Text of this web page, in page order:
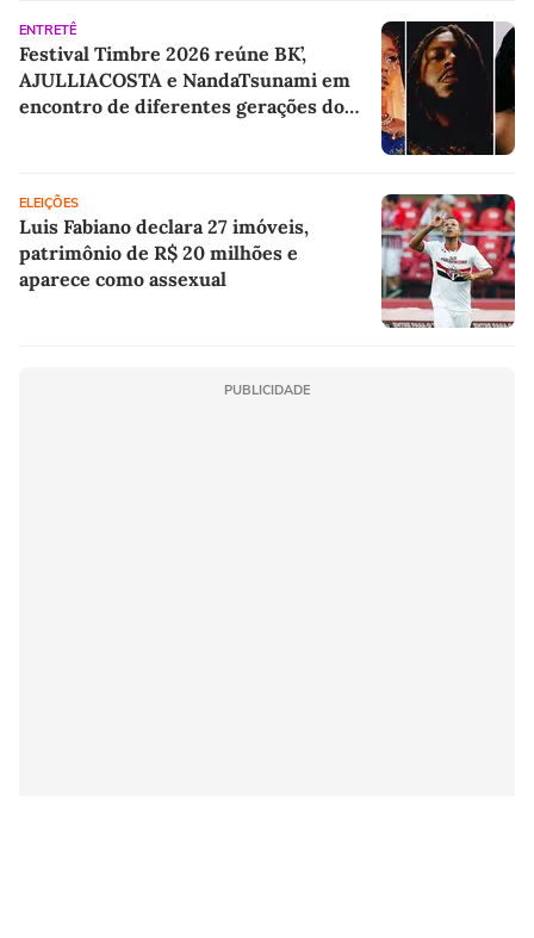
ENTRETÊ
Festival Timbre 2026 reúne BK’,
AJULLIACOSTA e NandaTsunami em
encontro de diferentes gerações do
ELEIÇÕES
Luis Fabiano declara 27 imóveis,
patrimônio de R$ 20 milhões e
aparece como assexual
PUBLICIDADE